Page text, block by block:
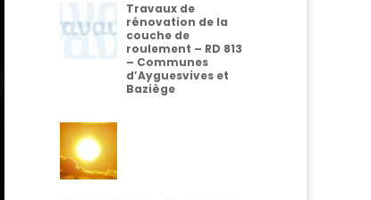
Travaux de
rénovation de la
couche de
roulement – RD 813
– Communes
d’Ayguesvives et
Baziège